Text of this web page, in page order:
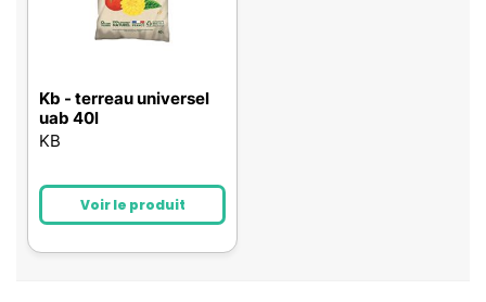
Kb - terreau universel
uab 40l
KB
Voir le produit